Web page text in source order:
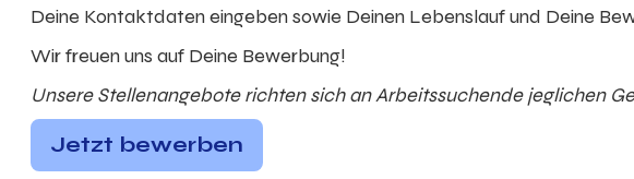
Deine Kontaktdaten eingeben sowie Deinen Lebenslauf und Deine
Wir freuen uns auf Deine Bewerbung!
Unsere Stellenangebote richten sich an Arbeitssuchende jeglichen
Jetzt bewerben